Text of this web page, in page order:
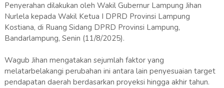
Penyerahan dilakukan oleh Wakil Gubernur Lampung Jihan
Nurlela kepada Wakil Ketua I DPRD Provinsi Lampung
Kostiana, di Ruang Sidang DPRD Provinsi Lampung,
Bandarlampung, Senin (11/8/2025).
Wagub Jihan mengatakan sejumlah faktor yang
melatarbelakangi perubahan ini antara lain penyesuaian target
pendapatan daerah berdasarkan proyeksi hingga akhir tahun.